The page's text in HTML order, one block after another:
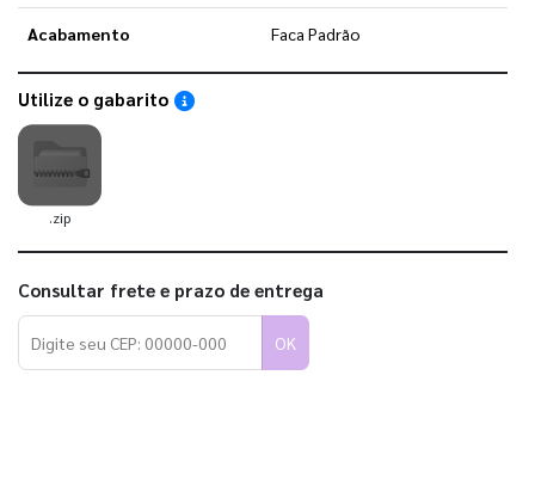
Acabamento Faca Padrão
Utilize o gabarito Saiba como utilizar os nossos gabaritos
.zip
Consultar frete e prazo de entrega
OK